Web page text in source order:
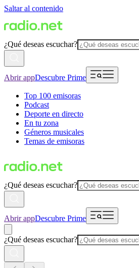
Saltar al contenido
¿Qué deseas escuchar?
Abrir appDescubre Prime
Top 100 emisoras
Podcast
Deporte en directo
En tu zona
Géneros musicales
Temas de emisoras
¿Qué deseas escuchar?
Abrir appDescubre Prime
¿Qué deseas escuchar?